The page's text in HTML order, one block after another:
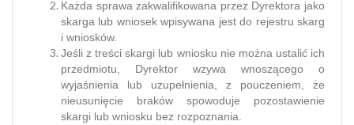
Każda sprawa zakwalifikowana przez Dyrektora jako
skarga lub wniosek wpisywana jest do rejestru skarg
i wniosków.
Jeśli z treści skargi lub wniosku nie można ustalić ich
przedmiotu, Dyrektor wzywa wnoszącego o
wyjaśnienia lub uzupełnienia, z pouczeniem, że
nieusunięcie braków spowoduje pozostawienie
skargi lub wniosku bez rozpoznania.